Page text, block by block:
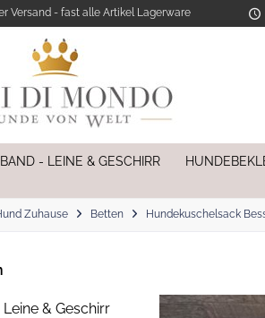
Versand - fast alle Artikel Lagerware
- LEINE & GESCHIRR
Zuhause Betten Hundekuschelsack
& Geschirr